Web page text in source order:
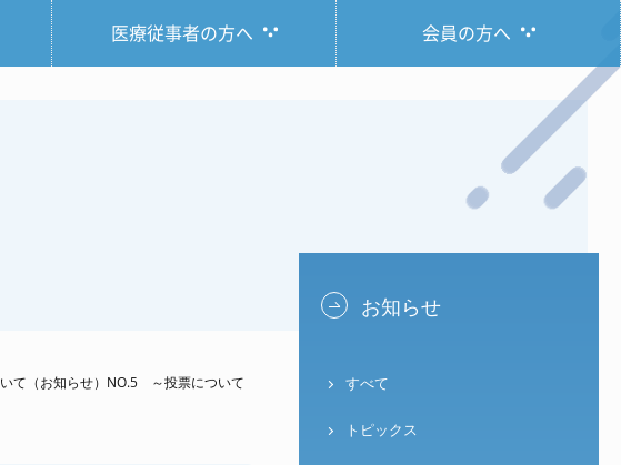
医療従事者の方へ 会員の方へ
て（お知らせ）NO.5 ～投票について
お知らせ
すべて
トピックス